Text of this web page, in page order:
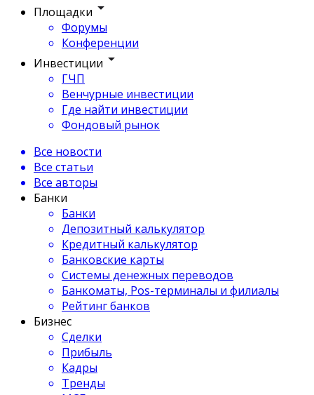
Площадки
Форумы
Конференции
Инвестиции
ГЧП
Венчурные инвестиции
Где найти инвестиции
Фондовый рынок
Все новости
Все статьи
Все авторы
Банки
Банки
Депозитный калькулятор
Кредитный калькулятор
Банковские карты
Системы денежных переводов
Банкоматы, Pos-терминалы и филиалы
Рейтинг банков
Бизнес
Сделки
Прибыль
Кадры
Тренды